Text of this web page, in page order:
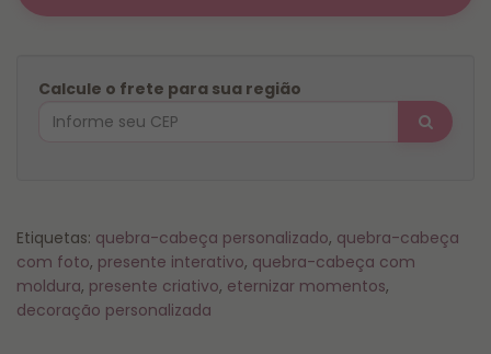
Calcule o frete para sua região
Etiquetas: quebra-cabeça personalizado, quebra-cabeça
com foto, presente interativo, quebra-cabeça com
moldura, presente criativo, eternizar momentos,
decoração personalizada